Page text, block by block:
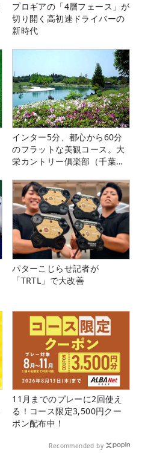
プロギアの「4層フェース」が
切り開く高初速ドライバーの
新時代
インター5分、都心から60分
のフラットな美観コース。大
栄カントリー俱楽部（千葉
パターこじらせ記者が
「TRTL」で大改善
11月までのプレーに2回使え
る！コース限定3,500円クー
ポン配布中！
Recommended by